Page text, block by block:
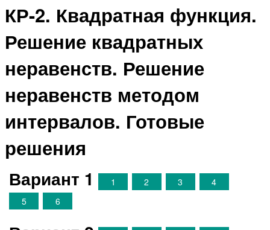
КР-2. Квадратная функция.
Решение квадратных
неравенств. Решение
неравенств методом
интервалов. Готовые
решения
Вариант 1 1 2 3
4
5
6